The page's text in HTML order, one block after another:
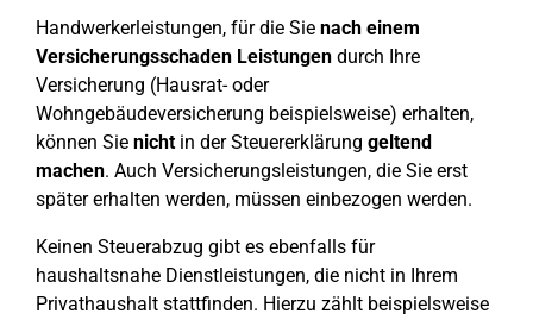
Handwerkerleistungen, für die Sie nach einem
Versicherungsschaden Leistungen durch Ihre
Versicherung (Hausrat- oder
Wohngebäudeversicherung beispielsweise) erhalten,
können Sie nichtin der Steuererklärung geltend
machen. Auch Versicherungsleistungen, die Sie erst
später erhalten werden, müssen einbezogen werden.
Keinen Steuerabzug gibt es ebenfalls für
haushaltsnahe Dienstleistungen, die nicht in Ihrem
Privathaushalt stattfinden. Hierzu zählt beispielsweise